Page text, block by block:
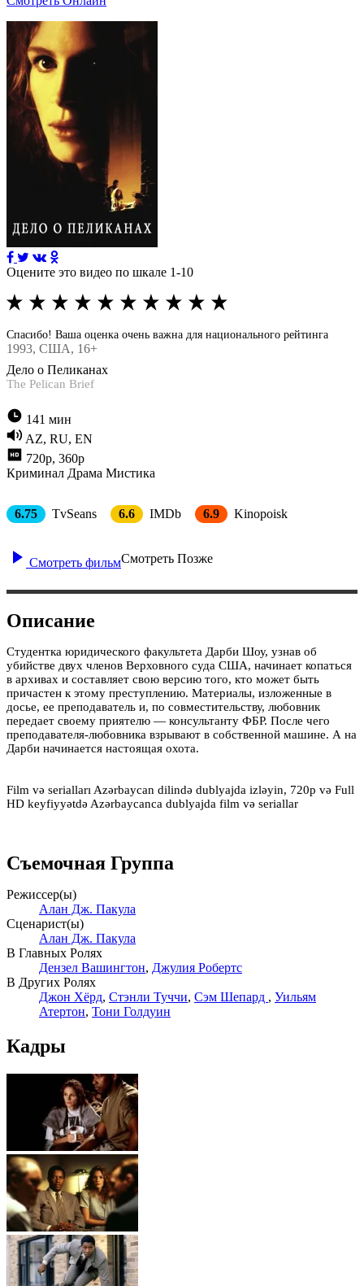
Оцените это видео по шкале 1-10
Спасибо! Ваша оценка очень важна для национального рейтинга
1993, США, 16+
Дело о Пеликанах
The Pelican Brief
141 мин
AZ, RU, EN
720p, 360p
Криминал Драма Мистика
6.75 TvSeans 6.6 IMDb 6.9 Kinopoisk
Смотреть фильмСмотреть Позже
Описание
Студентка юридического факультета Дарби Шоу, узнав об
убийстве двух членов Верховного суда США, начинает копаться
в архивах и составляет свою версию того, кто может быть
причастен к этому преступлению. Материалы, изложенные в
досье, ее преподаватель и, по совместительству, любовник
передает своему приятелю — консультанту ФБР. После чего
преподавателя-любовника взрывают в собственной машине. А на
Дарби начинается настоящая охота.
Film və serialları Azərbaycan dilində dublyajda izləyin, 720p və Full
HD keyfiyyətdə Azərbaycanca dublyajda film və seriallar
Съемочная Группа
Режиссер(ы)
Алан Дж. Пакула
Сценарист(ы)
Алан Дж. Пакула
В Главных Ролях
Дензел Вашингтон, Джулия Робертс
В Других Ролях
Джон Хёрд, Стэнли Туччи, Сэм Шепард , Уильям
Атертон, Тони Голдуин
Кадры